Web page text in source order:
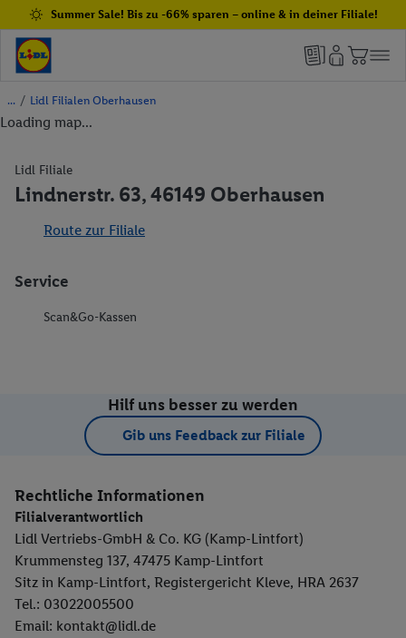
Summer Sale! Bis zu -66% sparen – online & in deiner Filiale!
/ Lidl Filialen Oberhausen
Loading map...
Lidl Filiale
Lindnerstr. 63, 46149 Oberhausen
Route zur Filiale
Service
Scan&Go-Kassen
Hilf uns besser zu werden
Gib uns Feedback zur Filiale
Rechtliche Informationen
Filialverantwortlich
Lidl Vertriebs-GmbH & Co. KG (Kamp-Lintfort)
Krummensteg 137, 47475 Kamp-Lintfort
Sitz in Kamp-Lintfort, Registergericht Kleve, HRA 2637
Tel.: 03022005500
Email: kontakt@lidl.de